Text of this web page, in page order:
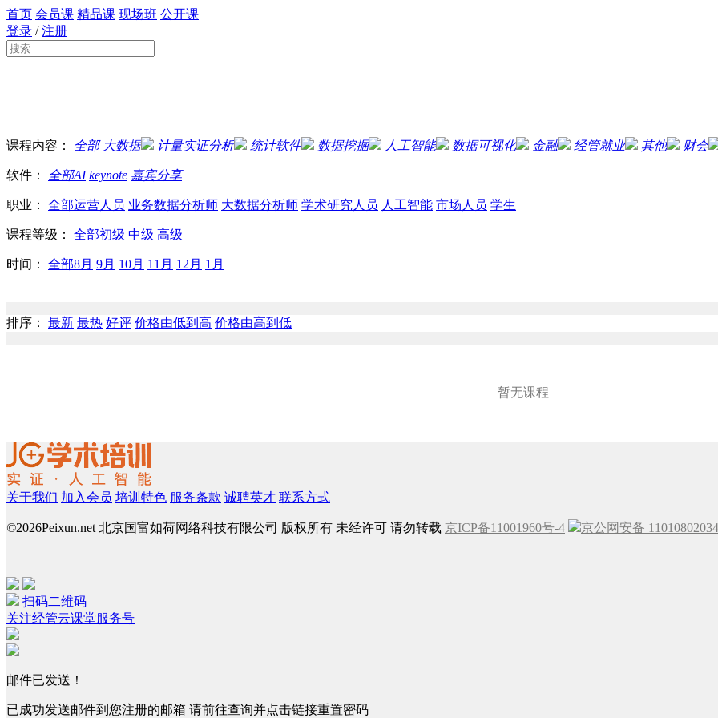
首页 会员课 精品课 现场班 公开课
登录 /注册
课程内容： 全部大数据 计量实证分析 统计软件 数据挖掘 人工智能 数据可视化 金融 经管就业 其他 财会
软件： 全部AI keynote 嘉宾分享
职业： 全部运营人员 业务数据分析师 大数据分析师 学术研究人员 人工智能 市场人员 学生
课程等级： 全部初级 中级 高级
时间： 全部8月 9月 10月 11月 12月 1月
排序： 最新 最热 好评 价格由低到高 价格由高到低
暂无课程
关于我们 加入会员 培训特色 服务条款 诚聘英才 联系方式
©2026Peixun.net 北京国富如荷网络科技有限公司 版权所有 未经许可 请勿转载 京ICP备11001960号-4 京公网安备
扫码二维码
关注经管云课堂服务号
邮件已发送！
已成功发送邮件到您注册的邮箱 请前往查询并点击链接重置密码